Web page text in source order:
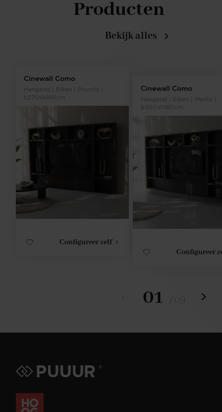
Cinewall Como
Hangend | Eiken | Piccolo |
b270xh180cm
Configureer zelf
Cinewall Como
Hangend | Eiken | Medio |
b300xh180cm
Configureer
Producten
Bekijk alles
01